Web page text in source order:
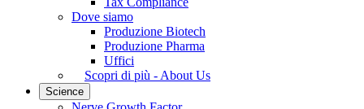
Dove siamo
Produzione Biotech
Produzione Pharma
Uffici
Scopri di più - About Us
Science